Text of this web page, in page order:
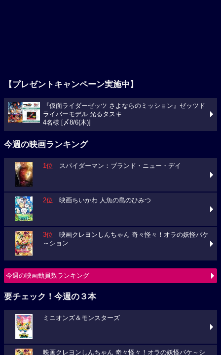
【プレゼントキャンペーン実施中】
『仮面ライダーゼッツ さよならのミッション』ゼッツド
ライバーモデル 光るタスキ
4名様 [〆8/6(木)]
今週の映画ランキング
1位 スパイダーマン：ブランド・ニュー・デイ
2位 映画ちいかわ 人魚の島のひみつ
3位 映画クレヨンしんちゃん 奇々怪々！オラの妖怪バケ
～ション
今週の映画動員数ランキング
要チェック！今週の３本
ミニオンズ＆モンスターズ
映画クレヨンしんちゃん 奇々怪々！オラの妖怪バケ～シ